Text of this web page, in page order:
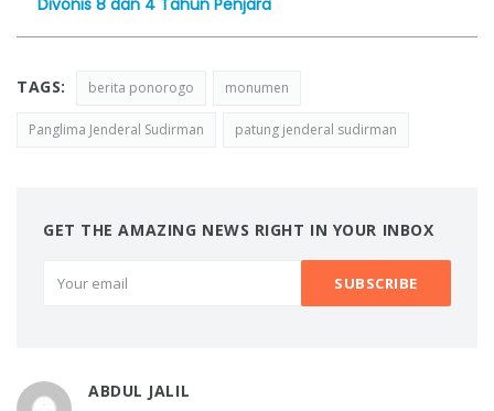
Divonis 8 dan 4 Tahun Penjara
TAGS: berita ponorogo monumen
Panglima Jenderal Sudirman patung jenderal sudirman
GET THE AMAZING NEWS RIGHT IN YOUR INBOX
ABDUL JALIL